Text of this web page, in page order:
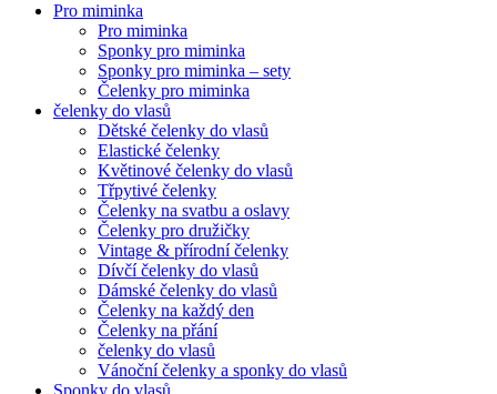
Pro miminka
Pro miminka
Sponky pro miminka
Sponky pro miminka – sety
Čelenky pro miminka
čelenky do vlasů
Dětské čelenky do vlasů
Elastické čelenky
Květinové čelenky do vlasů
Třpytivé čelenky
Čelenky na svatbu a oslavy
Čelenky pro družičky
Vintage & přírodní čelenky
Dívčí čelenky do vlasů
Dámské čelenky do vlasů
Čelenky na každý den
Čelenky na přání
čelenky do vlasů
Vánoční čelenky a sponky do vlasů
Sponky do vlasů